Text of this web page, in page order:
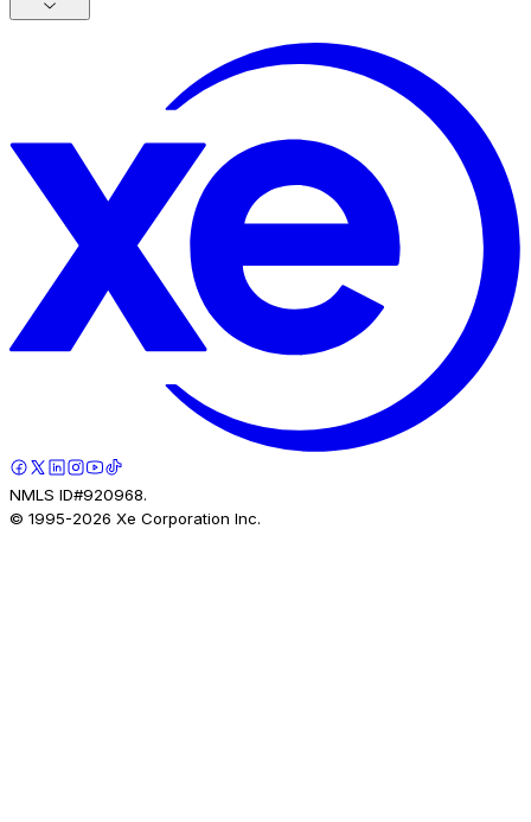
NMLS ID#920968.
© 1995-2026 Xe Corporation Inc.